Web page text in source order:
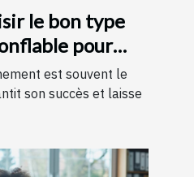
le bon type
pour
est souvent le
son succès et laisse